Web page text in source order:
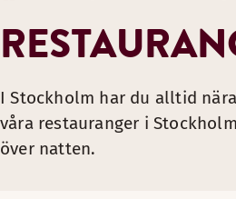
I Stockholm har du alltid
våra restauranger i
över natten.